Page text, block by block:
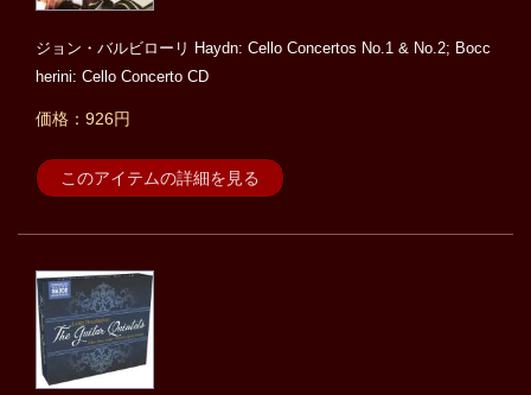
ジョン・バルビローリ Haydn: Cello Concertos No.1 & No.2; Bocc
herini: Cello Concerto CD
価格：926円
このアイテムの詳細を見る